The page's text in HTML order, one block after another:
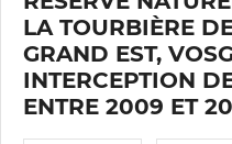
LA TOURBIÈRE
GRAND EST,
INTERCEPTION
ENTRE 2009 ET